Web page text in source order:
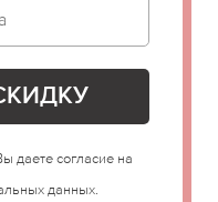
даете согласие на
данных.